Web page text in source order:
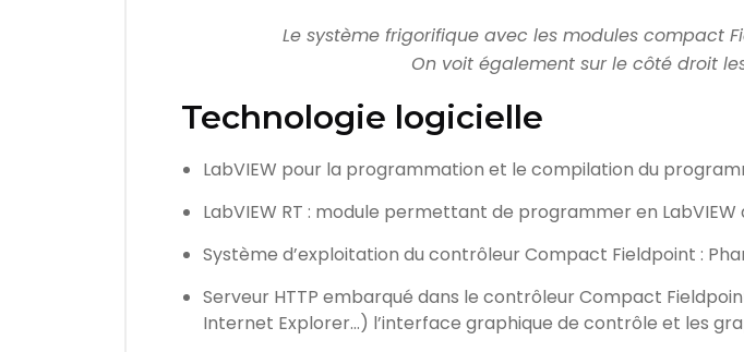
Le système frigorifique avec les modules compact
On voit également sur le côté droit
Technologie logicielle
LabVIEW pour la programmation et le compilation du
LabVIEW RT : module permettant de programmer en
Système d’exploitation du contrôleur Compact Fieldpoint :
Serveur HTTP embarqué dans le contrôleur Compact
Internet Explorer…) l’interface graphique de contrôle et les